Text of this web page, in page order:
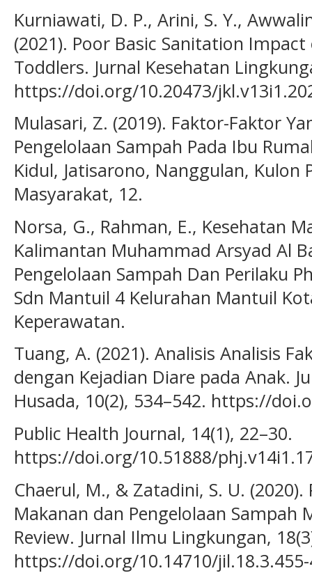
Kurniawati, D. P., Arini, S. Y.,
(2021). Poor Basic Sanitation
Toddlers. Jurnal Kesehatan
https://doi.org/10.20473/
Mulasari, Z. (2019). Faktor-Faktor
Pengelolaan Sampah Pada Ibu
Kidul, Jatisarono, Nanggulan, Kulon
Masyarakat, 12.
Norsa, G., Rahman, E., Kesehatan
Kalimantan Muhammad Arsyad Al
Pengelolaan Sampah Dan Perilaku
Sdn Mantuil 4 Kelurahan Mantuil
Keperawatan.
Tuang, A. (2021). Analisis Analisis
dengan Kejadian Diare pada Anak.
Husada, 10(2), 534–542. https://
Public Health Journal, 14(1), 22–30.
https://doi.org/10.51888/
Chaerul, M., & Zatadini, S. U.
Makanan dan Pengelolaan Sampah
Review. Jurnal Ilmu Lingkungan,
https://doi.org/10.14710/